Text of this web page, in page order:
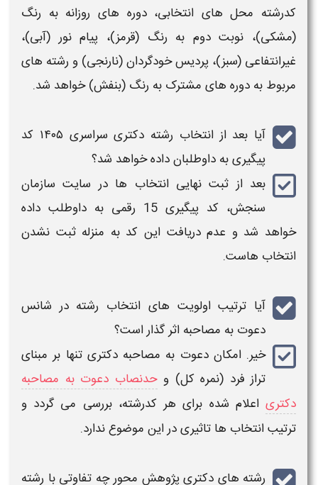
کدرشته محل های انتخابی، دوره های روزانه به رنگ
(مشکی)، نوبت دوم به رنگ (قرمز)، پیام نور (آبی)،
غیرانتفاعی (سبز)، پردیس خودگردان (نارنجی) و رشته های
مربوط به دوره های مشترک به رنگ (بنفش) خواهد شد.
آیا بعد از
انتخاب رشته دکتری سراسری ۱۴۰۵​ کد
پیگیری به داوطلبان داده خواهد شد؟
بعد از ثبت نهایی انتخاب ها در سایت سازمان
سنجش، کد پیگیری 15 رقمی
به داوطلب داده
خواهد شد و عدم دریافت این کد به منزله ثبت نشدن
انتخاب هاست.
آیا ترتیب اولویت‌ های انتخاب رشتهدر شانس
دعوت به مصاحبه اثر گذار است؟
خیر. امکان دعوت به مصاحبه دکتری تنها بر مبنای
تراز فرد (نمره کل) وحدنصاب دعوت به مصاحبه
دکتری اعلام‌ شده برای هر کدرشته، بررسی می‌ گردد و
ترتیبانتخاب‌ ها تاثیری در این موضوع ندارد.
رشته های دکتریپژوهش‌ محور چه تفاوتی با رشته